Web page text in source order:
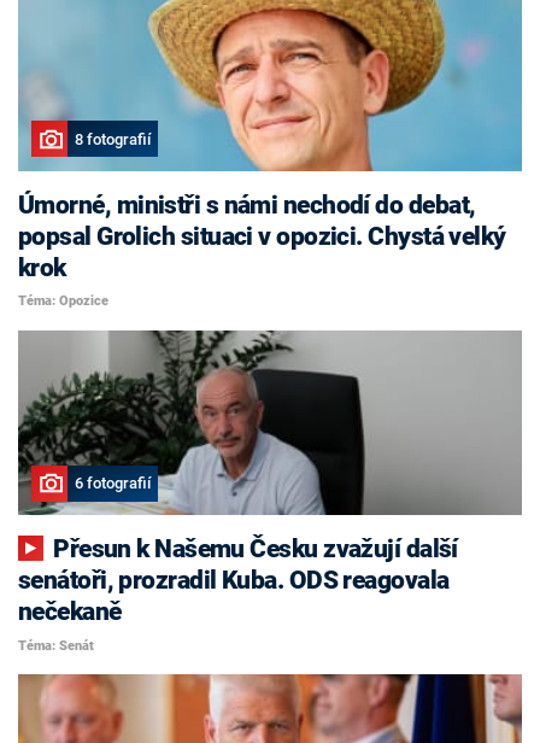
8 fotografií
Úmorné, ministři s námi nechodí do debat,
popsal Grolich situaci v opozici. Chystá velký
krok
Téma: Opozice
6 fotografií
senátoři, prozradil Kuba. ODS reagovala
nečekaně
Téma: Senát